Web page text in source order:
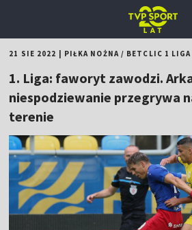
21 SIE 2022 PIŁKA NOŻNA/ BETCLIC 1 LIGA
1. Liga: faworyt zawodzi.
niespodziewanie przegrywa
terenie